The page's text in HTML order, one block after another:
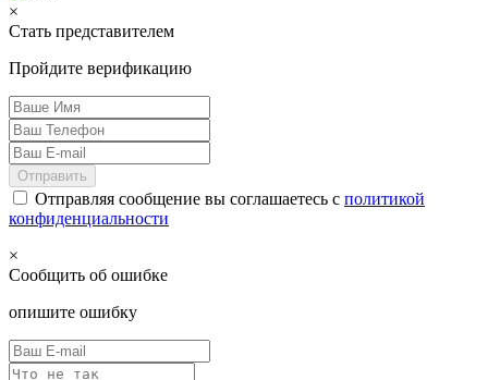
×
Стать представителем
Пройдите верификацию
Отправить
Отправляя сообщение вы соглашаетесь с политикой
конфиденциальности
×
Сообщить об ошибке
опишите ошибку